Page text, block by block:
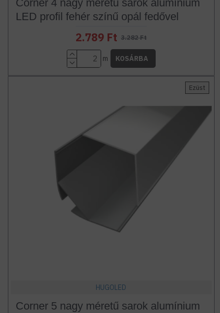
Corner 4 nagy méretű sarok alumínium
LED profil fehér színű opál fedővel
2.789 Ft 3.282 Ft
m KOSÁRBA
Ezüst
HUGOLED
Corner 5 nagy méretű sarok alumínium